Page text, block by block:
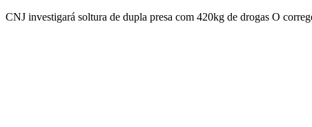
CNJ investigará soltura de dupla presa com 420kg de drogas O